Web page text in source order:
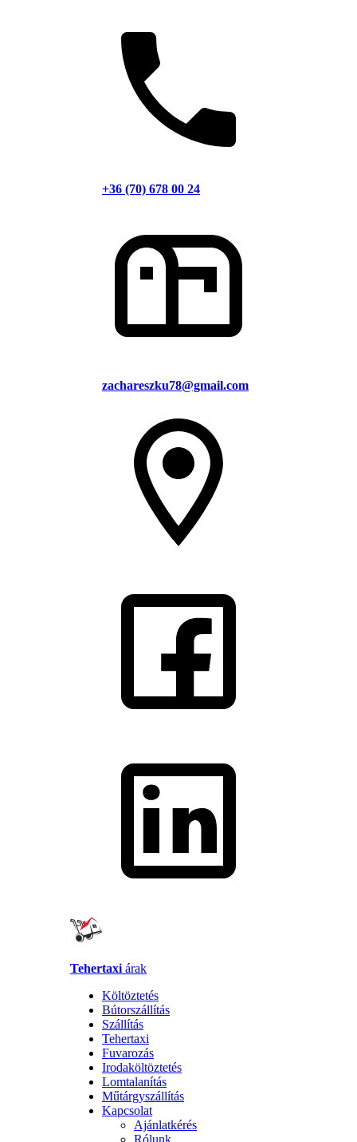
+36 (70) 678 00 24
zachareszku78@gmail.com
Tehertaxi árak
Költöztetés
Bútorszállítás
Szállítás
Tehertaxi
Fuvarozás
Irodaköltöztetés
Lomtalanítás
Műtárgyszállítás
Kapcsolat
Ajánlatkérés
Rólunk